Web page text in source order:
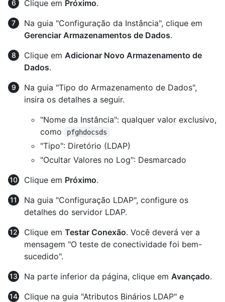
Clique em Próximo.
Na guia "Configuração da Instância", clique em
Gerenciar Armazenamentos de Dados.
Clique em Adicionar Novo Armazenamento de
Dados.
Na guia "Tipo do Armazenamento de Dados",
insira os detalhes a seguir.
"Nome da Instância": qualquer valor exclusivo,
como
pfghdocsds
"Tipo": Diretório (LDAP)
"Ocultar Valores no Log": Desmarcado
Clique em Próximo.
Na guia "Configuração LDAP", configure os
detalhes do servidor LDAP.
Clique em Testar Conexão. Você deverá ver a
mensagem "O teste de conectividade foi bem-
sucedido".
Na parte inferior da página, clique em Avançado.
Clique na guia "Atributos Binários LDAP" e